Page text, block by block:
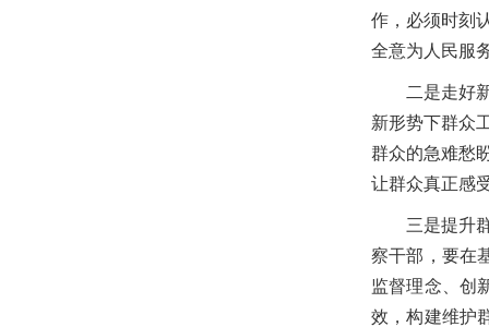
作，必须时刻
全意为人民服
二是走好
新形势下群众
群众的急难愁
让群众真正感
三是提升
察干部，要在
监督理念、创
效，构建维护